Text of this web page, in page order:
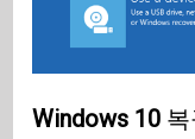
Windows 10